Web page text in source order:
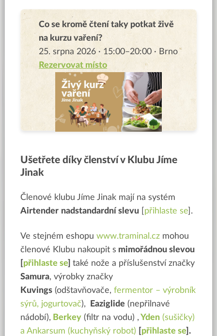
Co se kromě čtení taky potkat živě
na kurzu vaření?
25. srpna 2026 · 15:00–20:00 · Brno
Rezervovat místo
Ušetřete díky členství v Klubu Jíme
Jinak
Členové klubu Jíme Jinak mají na systém
Airtender nadstandardní slevu přihlaste se ].
Ve stejném eshopu www.traminal.cz mohou
členové Klubu nakoupit s mimořádnou slevou
přihlaste se také nože a příslušenství značky
Samura, výrobky značky
Kuvings (odštavňovače, fermentor – výrobník
sýrů, jogurtovač), Eaziglide (nepřilnavé
nádobí), Berkey (filtr na vodu) , Yden (sušičky)
a Ankarsum (kuchyňský robot) přihlaste se ].